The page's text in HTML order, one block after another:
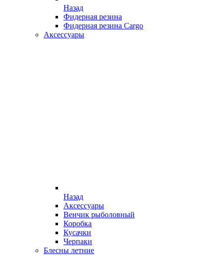
Назад
Фидерная резина
Фидерная резина Cargo
Аксессуары
Назад
Аксессуары
Венчик рыболовный
Коробка
Кусачки
Черпаки
Блесны летние